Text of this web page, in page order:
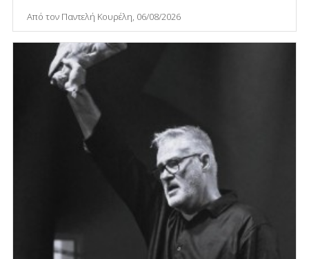
Από τον Παντελή Κουρέλη, 06/08/2026